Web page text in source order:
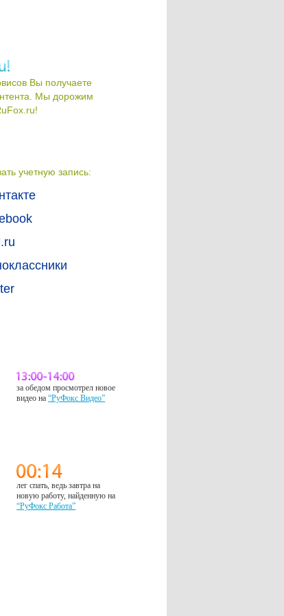
Вы получаете
Мы дорожим
учетную запись:
за обедом просмотрел новое
видео на“РуФокс Видео”
лег спать, ведь завтра на
новую работу, найденную на
“РуФокс Работа”